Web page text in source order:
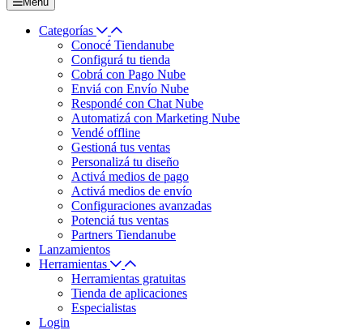
Categorías
Conocé Tiendanube
Configurá tu tienda
Cobrá con Pago Nube
Enviá con Envío Nube
Respondé con Chat Nube
Automatizá con Marketing Nube
Vendé offline
Gestioná tus ventas
Personalizá tu diseño
Activá medios de pago
Activá medios de envío
Configuraciones avanzadas
Potenciá tus ventas
Partners Tiendanube
Lanzamientos
Herramientas
Herramientas gratuitas
Tienda de aplicaciones
Especialistas
Login